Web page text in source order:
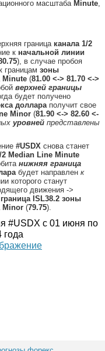
масштаба Minute,
граница канала 1/2
к начальной линии
), в случае пробоя
границам зоны
Minute (81.00 <-> 81.70 <->
верхней границы
будет получено
доллараполучит свое
Minor (81.90 <-> 82.60 <-
уровней представлены
#USDX снова станет
2 Median Line Minute
нижняя граница
будет направлен к
которого станут
движения ->
ISL38.2 зоны
Minor (79.75).